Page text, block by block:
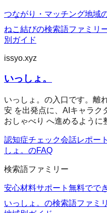
つながり・マッチング地域
ねこ結びの検索語ファミリ
別ガイド
issyo.xyz
いっしょ。
いっしょ。の入口です。離
安 を出発点に、AIキャラク
おしゃべり へ進めるように
認知症チェック会話レポート
しょ。のFAQ
検索語ファミリー
安心材料サポート 無料でで
いっしょ。 の検索語ファミ